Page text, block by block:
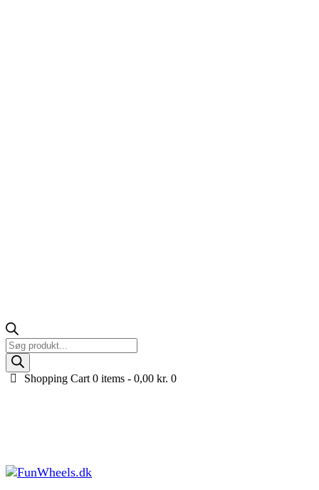
Products
search
Shopping Cart 0 items -0,00kr. 0